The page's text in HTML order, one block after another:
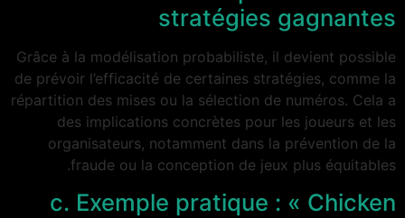
stratégies gagnantes
Grâce à la modélisation probabiliste, il devient possible
de prévoir l’efficacité de certaines stratégies, comme la
répartition des mises ou la sélection de numéros. Cela a
des implications concrètes pour les joueurs et les
organisateurs, notamment dans la prévention de la
fraude ou la conception de jeux plus équitables.
c. Exemple pratique : « Chicken